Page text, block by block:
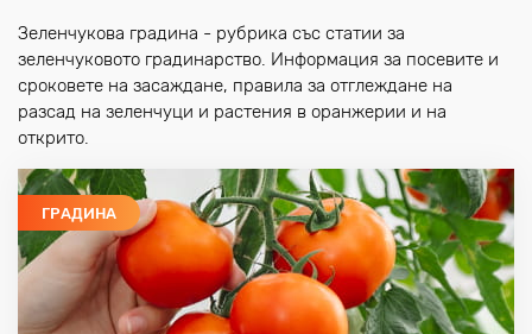
Зеленчукова градина - рубрика със статии за
зеленчуковото градинарство. Информация за посевите и
сроковете на засаждане, правила за отглеждане на
разсад на зеленчуци и растения в оранжерии и на
открито.
ГРАДИНА